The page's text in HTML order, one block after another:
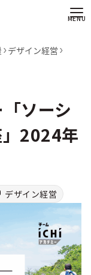
デザイン経営
ソーシ
2024年
デザイン経営